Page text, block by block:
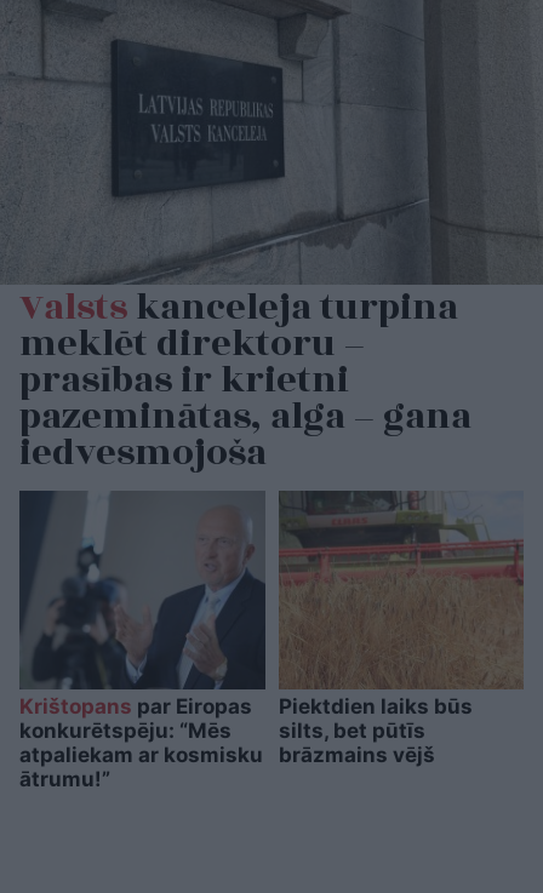
Valstskanceleja turpina
meklēt direktoru –
prasības ir krietni
pazeminātas, alga – gana
iedvesmojoša
Krištopans par Eiropas
konkurētspēju: “Mēs
atpaliekam ar kosmisku
ātrumu!”
Piektdien laiks būs
silts, bet pūtīs
brāzmains vējš